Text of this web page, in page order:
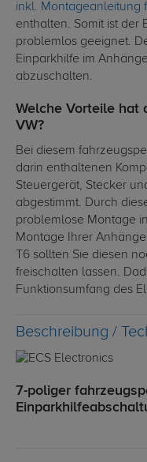
inkl. Montageanleitung
enthalten. Somit ist der
problemlos geeignet.
Einparkhilfe im
abzuschalten.
Welche Vorteile hat
VW?
Bei diesem
darin enthaltenen
Steuergerät, Stecker
abgestimmt. Durch
problemlose Montage
Montage Ihrer
T6 sollten Sie diesen
freischalten lassen.
Funktionsumfang des
7-poliger